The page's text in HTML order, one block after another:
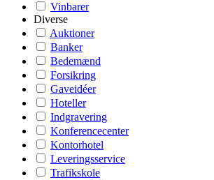
Vinbarer
Diverse
Auktioner
Banker
Bedemænd
Forsikring
Gaveidéer
Hoteller
Indgravering
Konferencecenter
Kontorhotel
Leveringsservice
Trafikskole